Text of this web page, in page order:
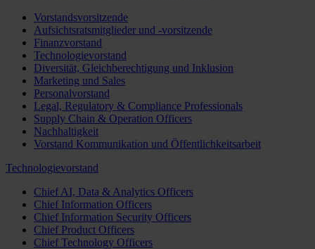
Vorstandsvorsitzende
Aufsichtsratsmitglieder und -vorsitzende
Finanzvorstand
Technologievorstand
Diversität, Gleichberechtigung und Inklusion
Marketing und Sales
Personalvorstand
Legal, Regulatory & Compliance Professionals
Supply Chain & Operation Officers
Nachhaltigkeit
Vorstand Kommunikation und Öffentlichkeitsarbeit
Technologievorstand
Chief AI, Data & Analytics Officers
Chief Information Officers
Chief Information Security Officers
Chief Product Officers
Chief Technology Officers